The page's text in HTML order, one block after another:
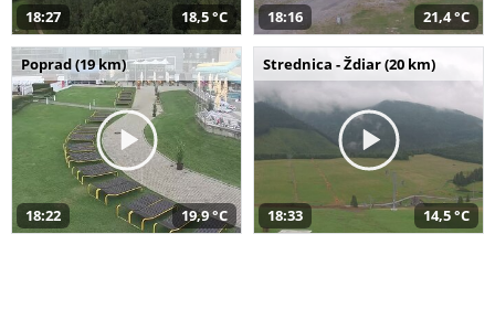
18:27 18,5 °C 18:16 21,4 °C
Poprad (19 km)
18:22 19,9 °C
Strednica - Ždiar (20 km)
18:33 14,5 °C